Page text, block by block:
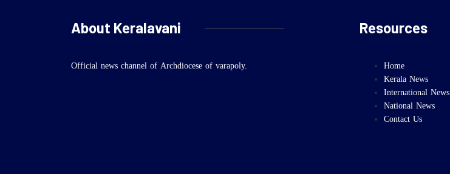
About Keralavani
Official news channel of Archdiocese of varapoly.
Resources
Home
Kerala News
International News
National News
Contact Us